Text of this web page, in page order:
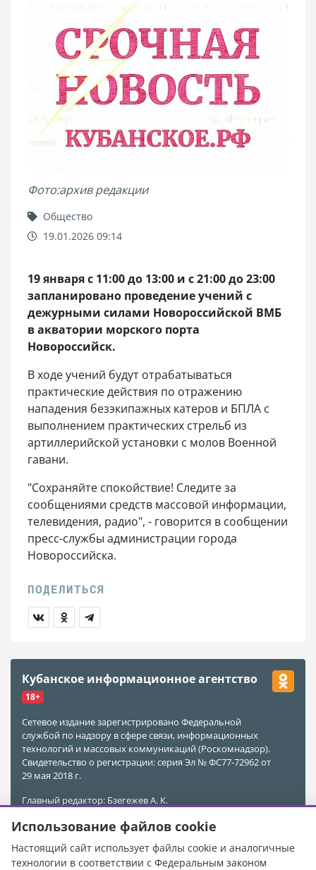
Фото:архив редакции
Общество
19.01.2026 09:14
19 января с 11:00 до 13:00 и с 21:00 до 23:00
запланировано проведение учений с
дежурными силами Новороссийской ВМБ
в акватории морского порта
Новороссийск.
В ходе учений будут отрабатываться
практические действия по отражению
нападения безэкипажных катеров и БПЛА с
выполнением практических стрельб из
артиллерийской установки с молов Военной
гавани.
"Сохраняйте спокойствие! Следите за
сообщениями средств массовой информации,
телевидения, радио", - говорится в сообщении
пресс-службы администрации города
Новороссийска.
Кубанское информационное агентство
18+
Сетевое издание зарегистрировано Федеральной
службой по надзору в сфере связи, информационных
технологий и массовых коммуникаций (Роскомнадзор).
Свидетельство о регистрации: серия Эл № ФС77-72962 от
29 мая 2018 г.
Главный редактор: Бзегежев А. К.
Адрес редакции: 385011, Республика Адыгея, г. Майкоп,
Электронная почта редакции:kubinfo@bk.ru
Телефон редакции:+7 988 478-05-89
Использование файлов cookie
Настоящий сайт использует файлы cookie и аналогичные
технологии в соответствии с Федеральным законом